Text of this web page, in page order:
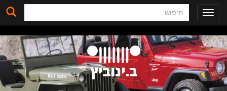
Toggle
navigation